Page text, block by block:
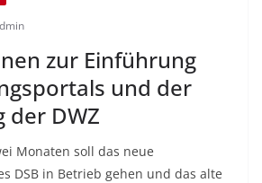
zur Einführung
und der
der DWZ
Monaten soll das neue
DSB in Betrieb gehen und das alte